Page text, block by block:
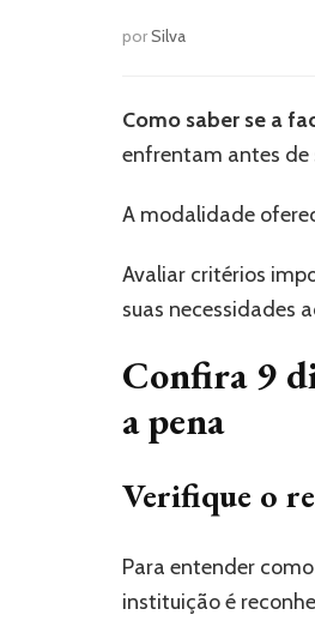
porSilva
Como saber se a
enfrentam antes de
A modalidade
Avaliar critérios
suas necessidades
Confira 9
a pena
Verifique o
Para entender
instituição é